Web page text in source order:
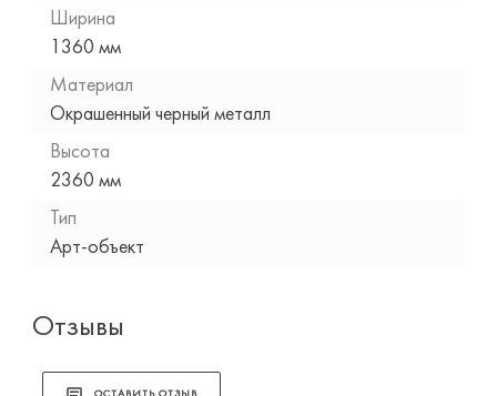
Ширина
1360 мм
Материал
Окрашенный черный металл
Высота
2360 мм
Тип
Арт-объект
Отзывы